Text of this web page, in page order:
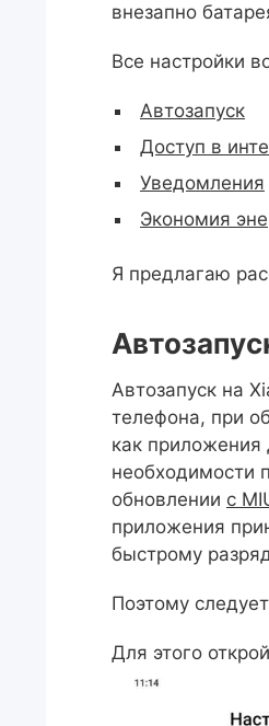
внезапно
Все настройки
Автозапуск
Доступ в
Уведомления
Экономия
Я предлагаю
Автозапуск на
телефона, при
как приложения
необходимости
обновлении с
приложения
быстрому
Поэтому
Для этого